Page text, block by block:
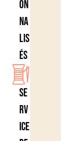
on
na
lis
és
Se
rv
ice